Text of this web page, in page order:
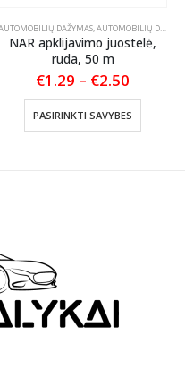
DAŽYMAS,AUTOMOBILIŲ DETAILING'AS
NAR apklijavimo juostelė,
ruda, 50 m
€1.29 – €2.50
€1.29
€2.50
PASIRINKTI SAVYBES
This product has multiple variants. The options may be chosen on the product page